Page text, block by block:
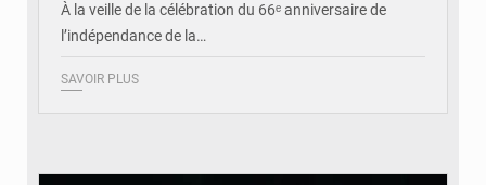
À la veille de la célébration du 66ᵉ anniversaire de
l’indépendance de la…
SAVOIR PLUS